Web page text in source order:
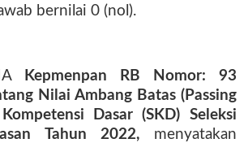
bernilai 0 (nol).
Kepmenpan RB Nomor: 93
Nilai Ambang Batas (Passing
Dasar (SKD) Seleksi
Tahun 2022, menyatakan